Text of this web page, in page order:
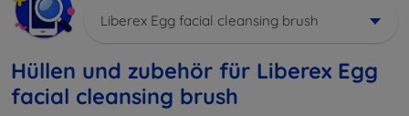
Liberex Egg facial cleansing brush
Hüllen und zubehör für Liberex Egg
facial cleansing brush